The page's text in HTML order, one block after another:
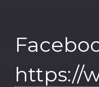
https://